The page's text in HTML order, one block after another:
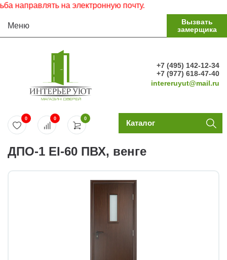
на электронную почту.
Меню
Вызвать
замерщика
+7 (495) 142-12-34
+7 (977) 618-47-40
intereruyut@mail.ru
0
0 0 Каталог
ДПО-1 EI-60 ПВХ, венге